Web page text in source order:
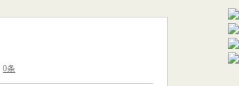
0条